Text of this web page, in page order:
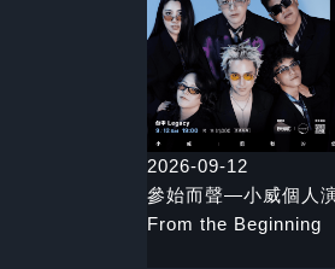
2026-09-12
參始而聲—小威個人
From the Beginning